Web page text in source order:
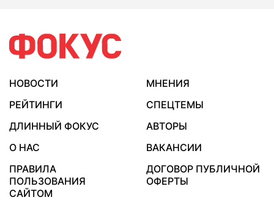
НОВОСТИ
МНЕНИЯ
РЕЙТИНГИ
СПЕЦТЕМЫ
ДЛИННЫЙ ФОКУС
АВТОРЫ
О НАС
ВАКАНСИИ
ПРАВИЛА
ПОЛЬЗОВАНИЯ
САЙТОМ
ДОГОВОР ПУБЛИЧНОЙ
ОФЕРТЫ